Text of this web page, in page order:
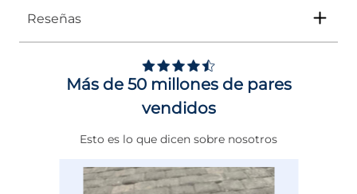
Tipo
Género Mujer
ENTRE 7 Y 8 CMS
NORMAL
CAFE
Reseñas
Más de 50 millones de pares
vendidos
Esto es lo que dicen sobre nosotros